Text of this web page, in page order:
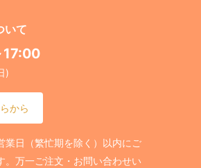
いて
)
から
業日（繁忙期を除く）以内にご
。万一ご注文・お問い合わせい